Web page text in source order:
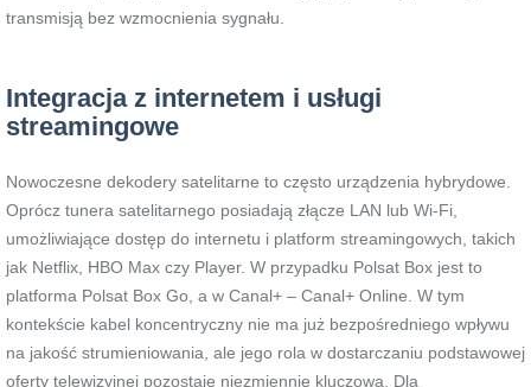
transmisją bez wzmocnienia sygnału.
Integracja z internetem i usługi
streamingowe
Nowoczesne dekodery satelitarne to często urządzenia hybrydowe.
Oprócz tunera satelitarnego posiadają złącze LAN lub Wi-Fi,
umożliwiające dostęp do internetu i platform streamingowych, takich
jak Netflix, HBO Max czy Player. W przypadku Polsat Box jest to
platforma Polsat Box Go, a w Canal+ – Canal+ Online. W tym
kontekście kabel koncentryczny nie ma już bezpośredniego wpływu
na jakość strumieniowania, ale jego rola w dostarczaniu podstawowej
oferty telewizyjnej pozostaje niezmiennie kluczowa. Dla